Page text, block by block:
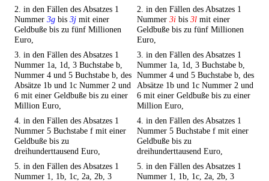
2. in den Fällen des Absatzes 1
Nummer 3g bis 3j mit einer
Geldbuße bis zu fünf Millionen
Euro,
2. in den Fällen des Absatzes 1
Nummer 3i bis 3l mit einer
Geldbuße bis zu fünf Millionen
Euro,
3. in den Fällen des Absatzes 1
Nummer 1a, 1d, 3 Buchstabe b,
Nummer 4 und 5 Buchstabe b, des
Absätze 1b und 1c Nummer 2 und
6 mit einer Geldbuße bis zu einer
Million Euro,
3. in den Fällen des Absatzes 1
Nummer 1a, 1d, 3 Buchstabe b,
Nummer 4 und 5 Buchstabe b, des
Absätze 1b und 1c Nummer 2 und
6 mit einer Geldbuße bis zu einer
Million Euro,
4. in den Fällen des Absatzes 1
Nummer 5 Buchstabe f mit einer
Geldbuße bis zu
dreihunderttausend Euro,
4. in den Fällen des Absatzes 1
Nummer 5 Buchstabe f mit einer
Geldbuße bis zu
dreihunderttausend Euro,
5. in den Fällen des Absatzes 1
Nummer 1, 1b, 1c, 2a, 2b, 3
5. in den Fällen des Absatzes 1
Nummer 1, 1b, 1c, 2a, 2b, 3